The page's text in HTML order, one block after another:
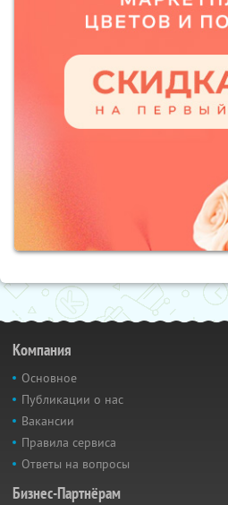
Компания
Основное
Публикации о нас
Вакансии
Правила сервиса
Ответы на вопросы
Бизнес-Партнёрам